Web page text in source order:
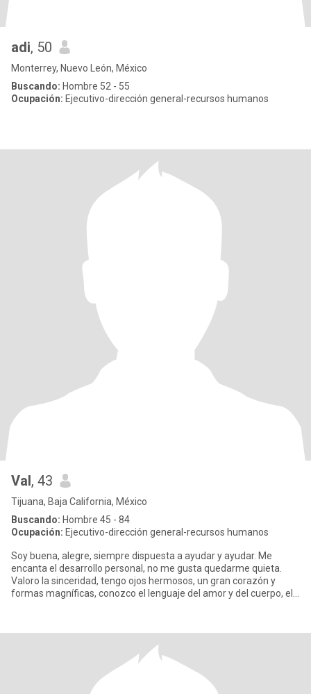
adi, 50
Monterrey, Nuevo León, México
Buscando: Hombre 52 - 55
Ocupación: Ejecutivo-dirección general-recursos humanos
Val, 43
Tijuana, Baja California, México
Buscando: Hombre 45 - 84
Ocupación: Ejecutivo-dirección general-recursos humanos
Soy buena, alegre, siempre dispuesta a ayudar y ayudar. Me
encanta el desarrollo personal, no me gusta quedarme quieta.
Valoro la sinceridad, tengo ojos hermosos, un gran corazón y
formas magníficas, conozco el lenguaje del amor y del cuerpo, el